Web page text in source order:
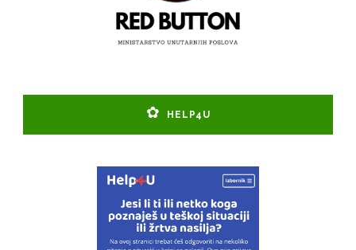
HELP4U